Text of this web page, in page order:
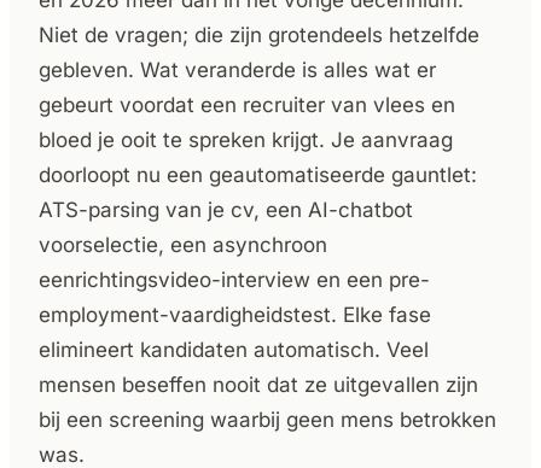
Niet de vragen; die zijn grotendeels hetzelfde
gebleven. Wat veranderde is alles wat er
gebeurt voordat een recruiter van vlees en
bloed je ooit te spreken krijgt. Je aanvraag
doorloopt nu een geautomatiseerde gauntlet:
ATS-parsing van je cv, een AI-chatbot
voorselectie, een asynchroon
eenrichtingsvideo-interview en een pre-
employment-vaardigheidstest. Elke fase
elimineert kandidaten automatisch. Veel
mensen beseffen nooit dat ze uitgevallen zijn
bij een screening waarbij geen mens betrokken
was.